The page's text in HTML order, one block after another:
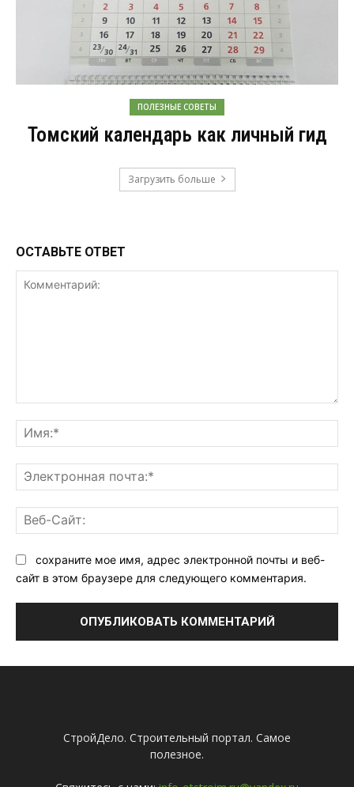
ПОЛЕЗНЫЕ СОВЕТЫ
Томский календарь как личный гид
Загрузить больше
ОСТАВЬТЕ ОТВЕТ
сохраните мое имя, адрес электронной почты и веб-
сайт в этом браузере для следующего комментария.
СтройДело. Строительный портал. Самое
полезное.